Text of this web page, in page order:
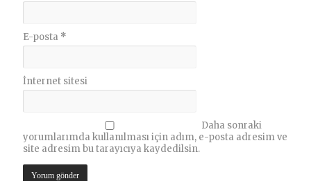
E-posta *
İnternet sitesi
Daha sonraki
yorumlarımda kullanılması için adım, e-posta adresim ve
site adresim bu tarayıcıya kaydedilsin.